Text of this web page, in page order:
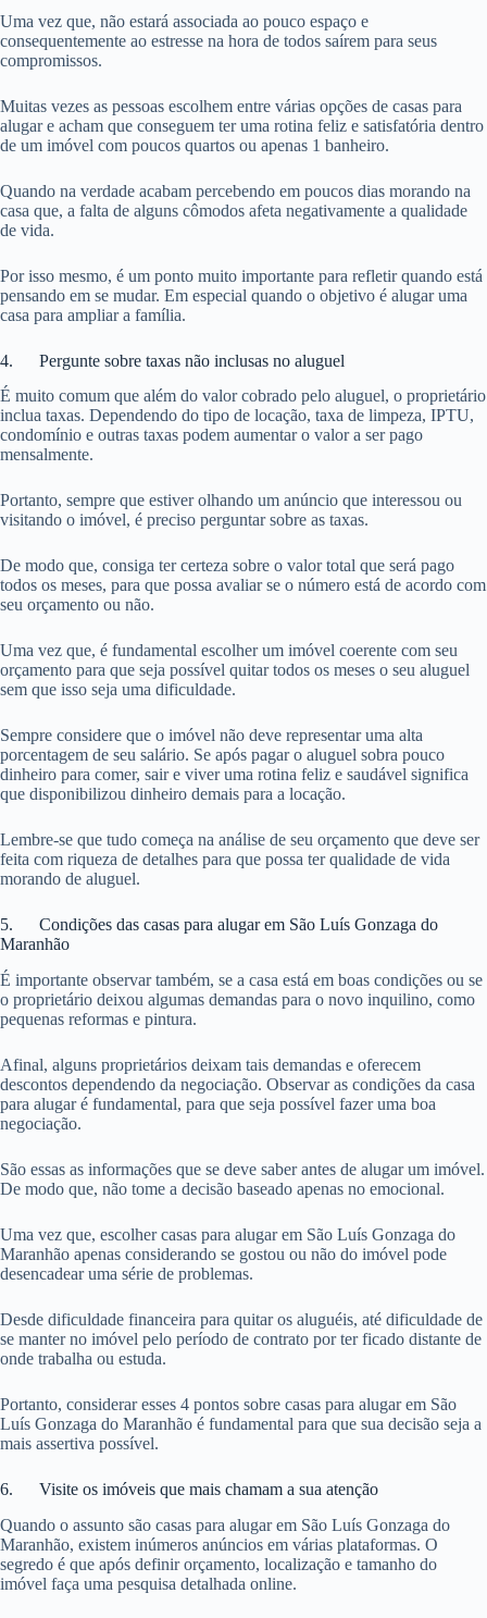
Uma vez que, não estará associada ao pouco espaço e
consequentemente ao estresse na hora de todos saírem para seus
compromissos.
Muitas vezes as pessoas escolhem entre várias opções de casas para
alugar e acham que conseguem ter uma rotina feliz e satisfatória dentro
de um imóvel com poucos quartos ou apenas 1 banheiro.
Quando na verdade acabam percebendo em poucos dias morando na
casa que, a falta de alguns cômodos afeta negativamente a qualidade
de vida.
Por isso mesmo, é um ponto muito importante para refletir quando está
pensando em se mudar. Em especial quando o objetivo é alugar uma
casa para ampliar a família.
4. Pergunte sobre taxas não inclusas no aluguel
É muito comum que além do valor cobrado pelo aluguel, o proprietário
inclua taxas. Dependendo do tipo de locação, taxa de limpeza, IPTU,
condomínio e outras taxas podem aumentar o valor a ser pago
mensalmente.
Portanto, sempre que estiver olhando um anúncio que interessou ou
visitando o imóvel, é preciso perguntar sobre as taxas.
De modo que, consiga ter certeza sobre o valor total que será pago
todos os meses, para que possa avaliar se o número está de acordo com
seu orçamento ou não.
Uma vez que, é fundamental escolher um imóvel coerente com seu
orçamento para que seja possível quitar todos os meses o seu aluguel
sem que isso seja uma dificuldade.
Sempre considere que o imóvel não deve representar uma alta
porcentagem de seu salário. Se após pagar o aluguel sobra pouco
dinheiro para comer, sair e viver uma rotina feliz e saudável significa
que disponibilizou dinheiro demais para a locação.
Lembre-se que tudo começa na análise de seu orçamento que deve ser
feita com riqueza de detalhes para que possa ter qualidade de vida
morando de aluguel.
5. Condições das casas para alugar em São Luís Gonzaga do
Maranhão
É importante observar também, se a casa está em boas condições ou se
o proprietário deixou algumas demandas para o novo inquilino, como
pequenas reformas e pintura.
Afinal, alguns proprietários deixam tais demandas e oferecem
descontos dependendo da negociação. Observar as condições da casa
para alugar é fundamental, para que seja possível fazer uma boa
negociação.
São essas as informações que se deve saber antes de alugar um imóvel.
De modo que, não tome a decisão baseado apenas no emocional.
Uma vez que, escolher casas para alugar em São Luís Gonzaga do
Maranhão apenas considerando se gostou ou não do imóvel pode
desencadear uma série de problemas.
Desde dificuldade financeira para quitar os aluguéis, até dificuldade de
se manter no imóvel pelo período de contrato por ter ficado distante de
onde trabalha ou estuda.
Portanto, considerar esses 4 pontos sobre casas para alugar em São
Luís Gonzaga do Maranhão é fundamental para que sua decisão seja a
mais assertiva possível.
6. Visite os imóveis que mais chamam a sua atenção
Quando o assunto são casas para alugar em São Luís Gonzaga do
Maranhão, existem inúmeros anúncios em várias plataformas. O
segredo é que após definir orçamento, localização e tamanho do
imóvel faça uma pesquisa detalhada online.